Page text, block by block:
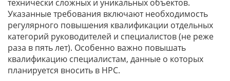
технически сложных и уникальных объектов.
Указанные требования включают необходимость
регулярного повышения квалификации отдельных
категорий руководителей и специалистов (не реже
раза в пять лет). Особенно важно повышать
квалификацию специалистам, данные о которых
планируется вносить в НРС.